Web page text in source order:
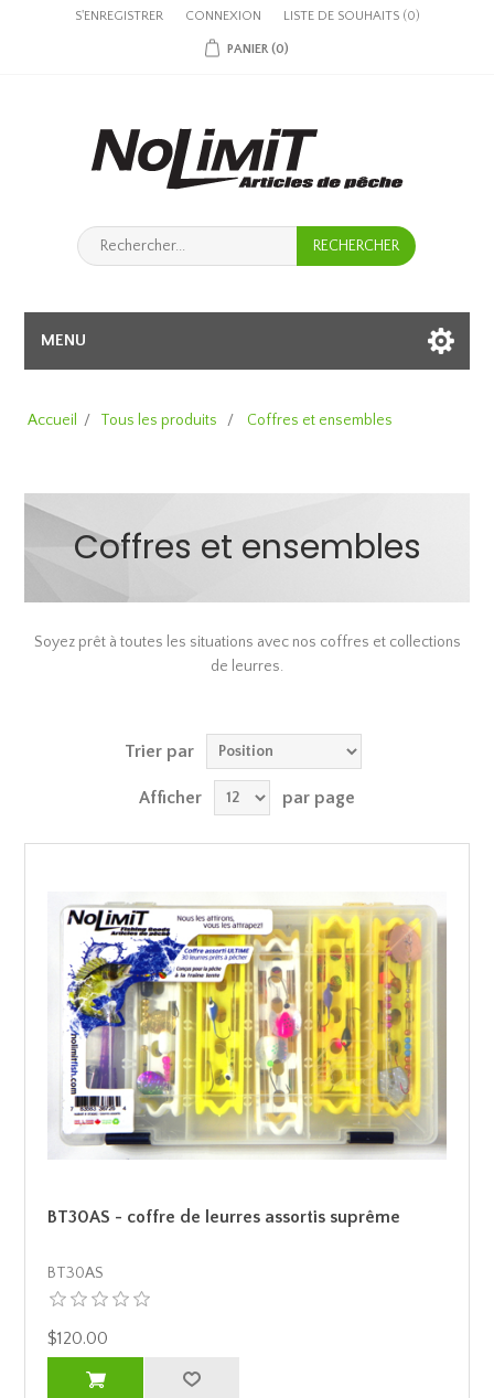
S'ENREGISTRER CONNEXION LISTE DE SOUHAITS (0)
PANIER (0)
MENU
Accueil / Tous les produits / Coffres et ensembles
Coffres et ensembles
Soyez prêt à toutes les situations avec nos coffres et collections
de leurres.
Trier par
Afficher par page
BT30AS - coffre de leurres assortis suprême
BT30AS
$120.00